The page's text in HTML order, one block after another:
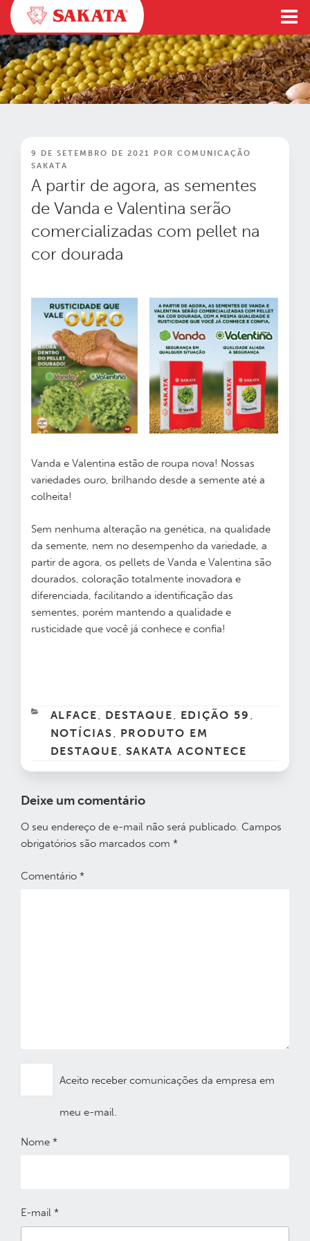
Pular
para
o
conteúdo
PUBLICADO
EM
9 DE SETEMBRO DE 2021 POR COMUNICAÇÃO
SAKATA
A partir de agora, as sementes
de Vanda e Valentina serão
comercializadas com pellet na
cor dourada
Vanda e Valentina estão de roupa nova! Nossas
variedades ouro, brilhando desde a semente até a
colheita!
Sem nenhuma alteração na genética, na qualidade
da semente, nem no desempenho da variedade, a
partir de agora, os pellets de Vanda e Valentina são
dourados, coloração totalmente inovadora e
diferenciada, facilitando a identificação das
sementes, porém mantendo a qualidade e
rusticidade que você já conhece e confia!
CATEGORIAS
ALFACE , DESTAQUE , EDIÇÃO 59 ,
NOTÍCIAS ,
PRODUTO EM
DESTAQUE , SAKATA ACONTECE
Deixe um comentário
O seu endereço de e-mail não será publicado. Campos
obrigatórios são marcados com *
Comentário *
Aceito receber comunicações da empresa em
meu e-mail.
Nome *
E-mail *